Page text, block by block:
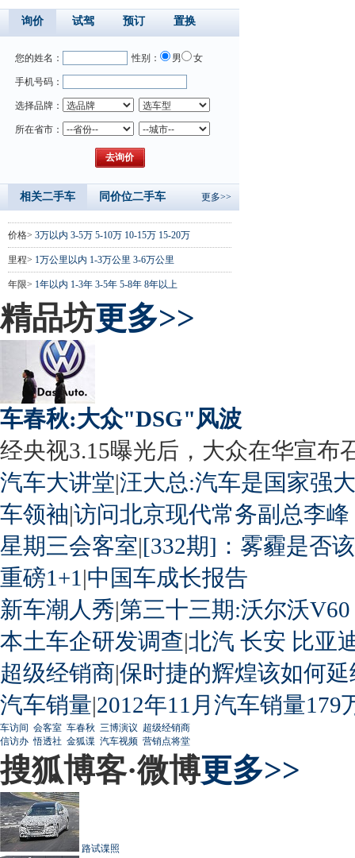
询价 试驾 预订 置换
您的姓名： 性别： 男 女
手机号码：
选择品牌：
所在省市：
相关二手车 同价位二手车 更多>>
价格> 3万以内 3-5万 5-10万 10-15万 15-20万
里程> 1万公里以内 1-3万公里 3-6万公里
年限> 1年以内 1-3年 3-5年 5-8年 8年以上
精品坊更多>>
车春秋:大众"DSG"风波
经央视3.15曝光后，大众在华宣布
汽车大讲堂|汪大总:汽车是国家强
车领袖|访问北京现代常务副总李峰
星期三会客室|[332期]：雾霾是否
重磅1+1 |中国车成长报告
新车潮人秀|第三十三期:沃尔沃
本土车企研发调查|北汽 长安 比亚
超级经销商|保时捷的辉煌该如何延
汽车销量|2012年11月汽车销量179
车访间 会客室 车春秋 三博演议 超级经销商
信访办 悟透社 金狐谍 汽车视频 营销点将堂
搜狐博客·微博更多>>
路试谍照